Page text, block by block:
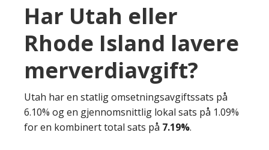
Har Utah eller
Rhode Island lavere
merverdiavgift?
Utah har en statlig omsetningsavgiftssats på
6.10% og en gjennomsnittlig lokal sats på 1.09%
for en kombinert total sats på 7.19%.